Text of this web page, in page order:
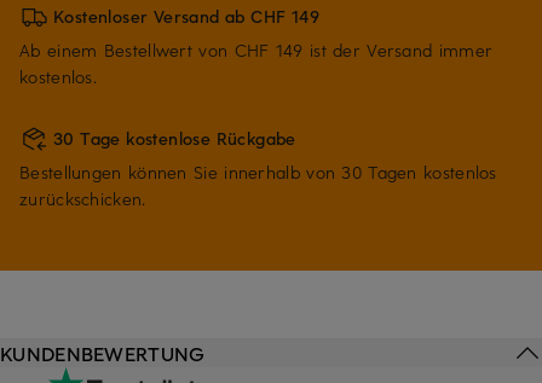
Kostenloser Versand ab CHF 149
Ab einem Bestellwert von CHF 149 ist der Versand immer
kostenlos.
30 Tage kostenlose Rückgabe
Bestellungen können Sie innerhalb von 30 Tagen kostenlos
zurückschicken.
KUNDENBEWERTUNG